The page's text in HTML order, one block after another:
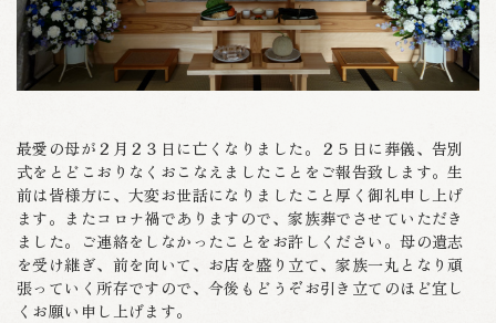
最愛の母が２月２３日に亡くなりました。２５日に葬儀、告別
式をとどこおりなくおこなえましたことをご報告致します。生
前は皆様方に、大変お世話になりましたこと厚く御礼申し上げ
ます。またコロナ禍でありますので、家族葬でさせていただき
ました。ご連絡をしなかったことをお許しください。母の遺志
を受け継ぎ、前を向いて、お店を盛り立て、家族一丸となり頑
張っていく所存ですので、今後もどうぞお引き立てのほど宜し
くお願い申し上げます。